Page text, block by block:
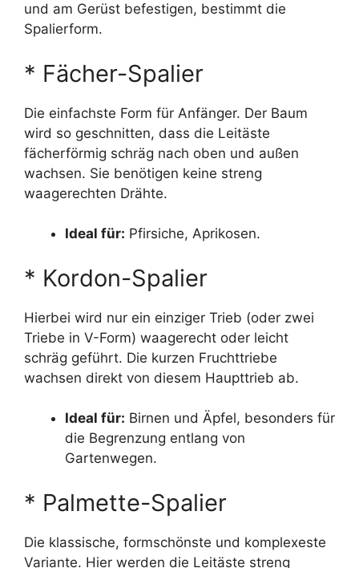
und am Gerüst befestigen, bestimmt die
Spalierform.
* Fächer-Spalier
Die einfachste Form für Anfänger. Der Baum
wird so geschnitten, dass die Leitäste
fächerförmig schräg nach oben und außen
wachsen. Sie benötigen keine streng
waagerechten Drähte.
Ideal für: Pfirsiche, Aprikosen.
* Kordon-Spalier
Hierbei wird nur ein einziger Trieb (oder zwei
Triebe in V-Form) waagerecht oder leicht
schräg geführt. Die kurzen Fruchttriebe
wachsen direkt von diesem Haupttrieb ab.
Ideal für: Birnen und Äpfel, besonders für
die Begrenzung entlang von
Gartenwegen.
* Palmette-Spalier
Die klassische, formschönste und komplexeste
Variante. Hier werden die Leitäste streng